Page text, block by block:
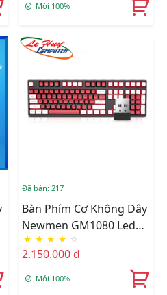
Mới 100%
Đã bán: 217
Bàn Phím Cơ Không Dây
Newmen GM1080 Led
RGB Dual Mode (Red
Switch)
★ ★ ★ ★ ☆
2.150.000 đ
Mới 100%